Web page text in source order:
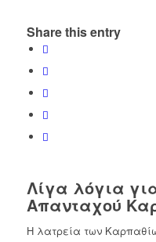
Share this entry
Λίγα λόγια
Απανταχού
Η λατρεία των